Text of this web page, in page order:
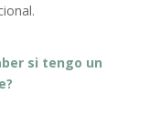
si tengo un